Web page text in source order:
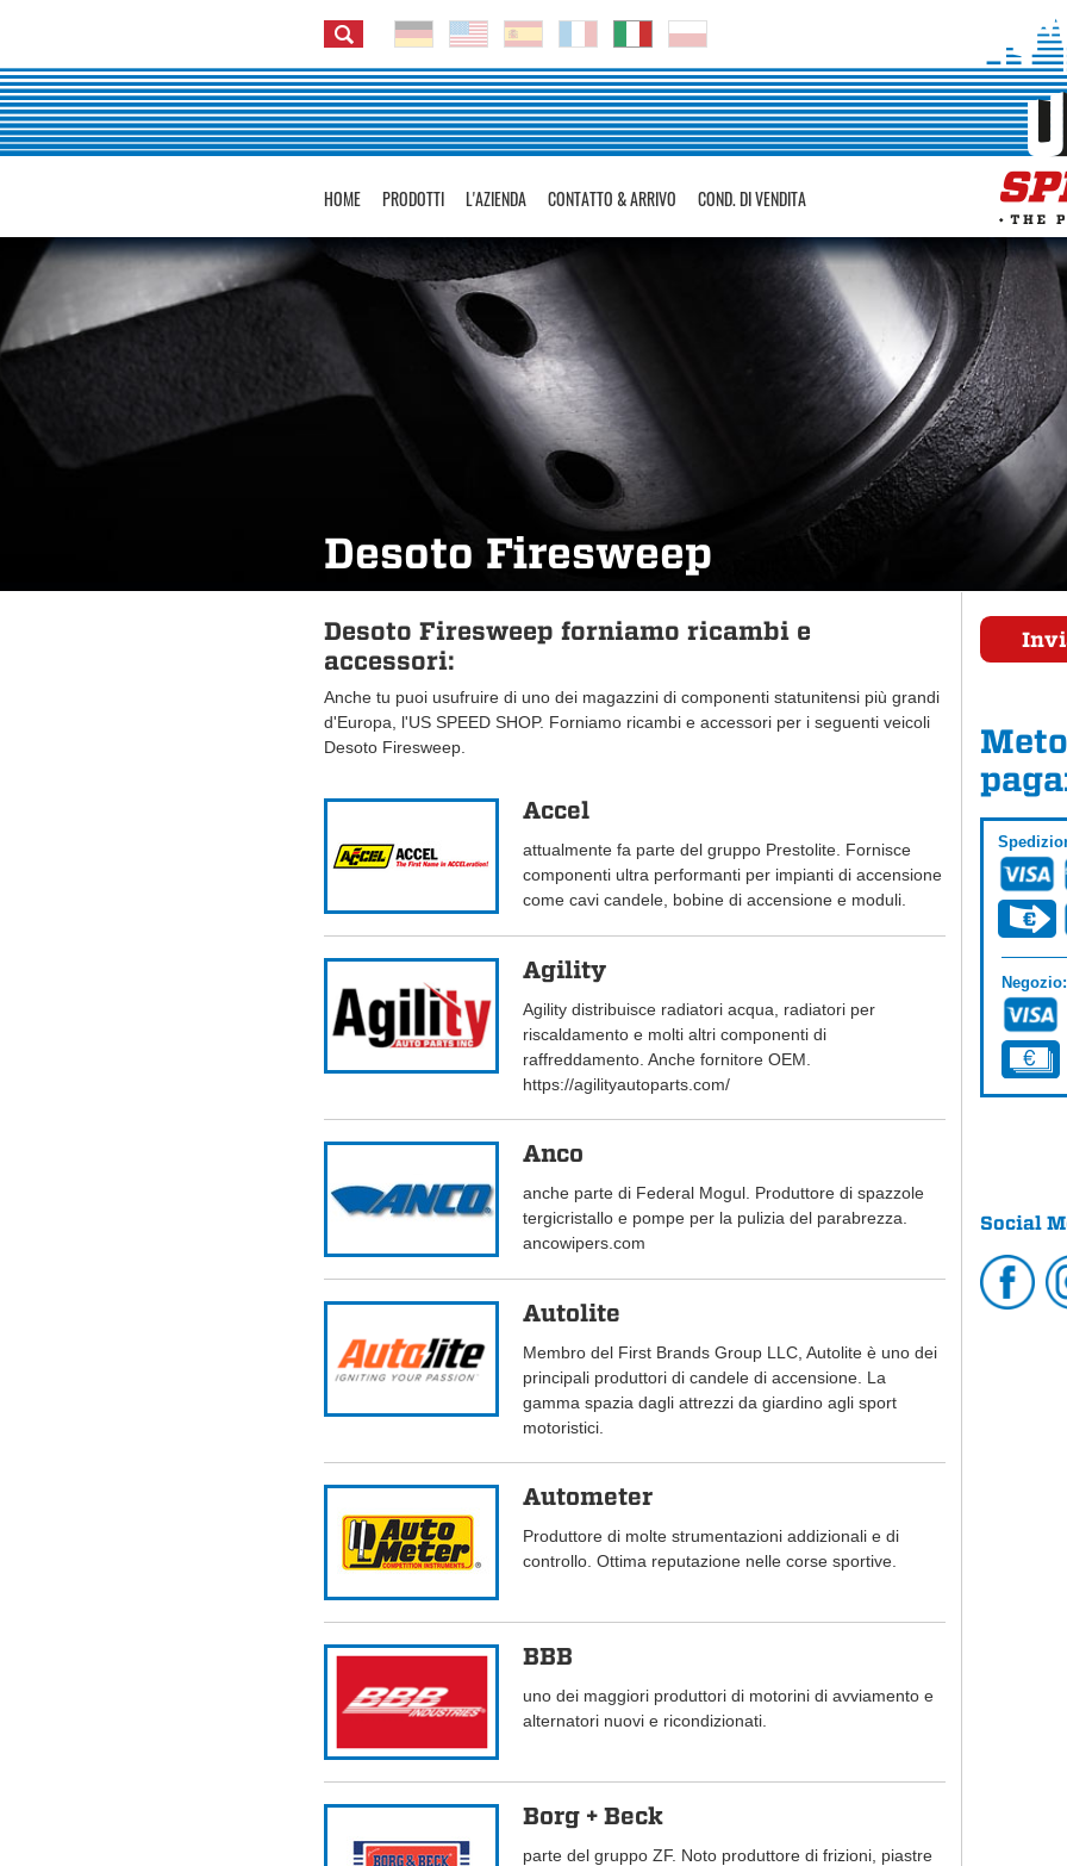
HOME PRODOTTI L'AZIENDA CONTATTO & ARRIVO COND. DI VENDITA
Desoto Firesweep
Desoto Firesweep forniamo ricambi e
accessori:
Anche tu puoi usufruire di uno dei magazzini di componenti statunitensi più grandi
d'Europa, l'US SPEED SHOP. Forniamo ricambi e accessori per i seguenti veicoli
Desoto Firesweep.
Accel
attualmente fa parte del gruppo Prestolite. Fornisce
componenti ultra performanti per impianti di accensione
come cavi candele, bobine di accensione e moduli.
Agility
Agility distribuisce radiatori acqua, radiatori per
riscaldamento e molti altri componenti di
raffreddamento. Anche fornitore OEM.
https://agilityautoparts.com/
Anco
anche parte di Federal Mogul. Produttore di spazzole
tergicristallo e pompe per la pulizia del parabrezza.
ancowipers.com
Autolite
Membro del First Brands Group LLC, Autolite è uno dei
principali produttori di candele di accensione. La
gamma spazia dagli attrezzi da giardino agli sport
motoristici.
Autometer
Produttore di molte strumentazioni addizionali e di
controllo. Ottima reputazione nelle corse sportive.
BBB
uno dei maggiori produttori di motorini di avviamento e
alternatori nuovi e ricondizionati.
Borg + Beck
parte del gruppo ZF. Noto produttore di frizioni, piastre
Negozio:
Social